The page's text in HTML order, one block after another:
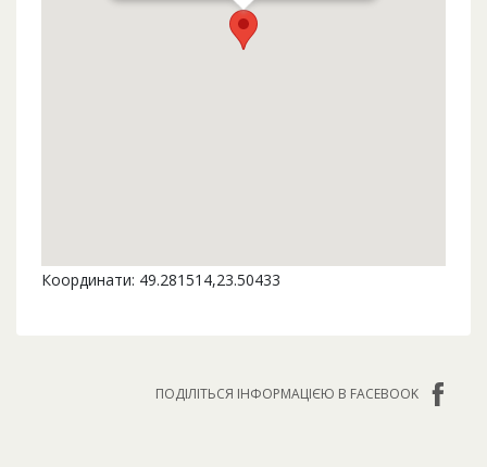
Координати: 49.281514,23.50433
ПОДІЛІТЬСЯ ІНФОРМАЦІЄЮ В FACEBOOK